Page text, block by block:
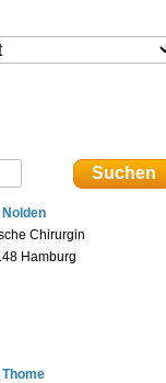
Nolden
Chirurgin
Hamburg
Thome